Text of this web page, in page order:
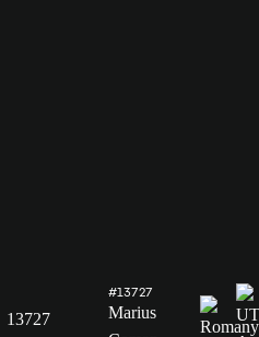
13727
#13727
Marius